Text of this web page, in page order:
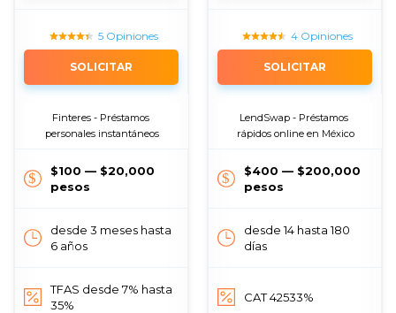
5 Opiniones
SOLICITAR
Finteres - Préstamos
personales instantáneos
$100 — $20,000
pesos
desde 3 meses hasta
6 años
TFAS desde 7% hasta
35%
4 Opiniones
SOLICITAR
LendSwap - Préstamos
rápidos online en México
$400 — $200,000
pesos
desde 14 hasta 180
días
CAT 42533%